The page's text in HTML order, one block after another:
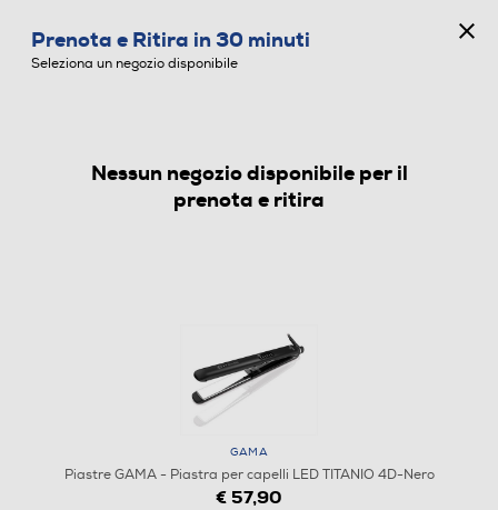
Prenota e Ritira in 30 minuti
Seleziona un negozio disponibile
Nessun negozio disponibile per il
prenota e ritira
GAMA
Piastre GAMA - Piastra per capelli LED TITANIO 4D-Nero
€ 57,90